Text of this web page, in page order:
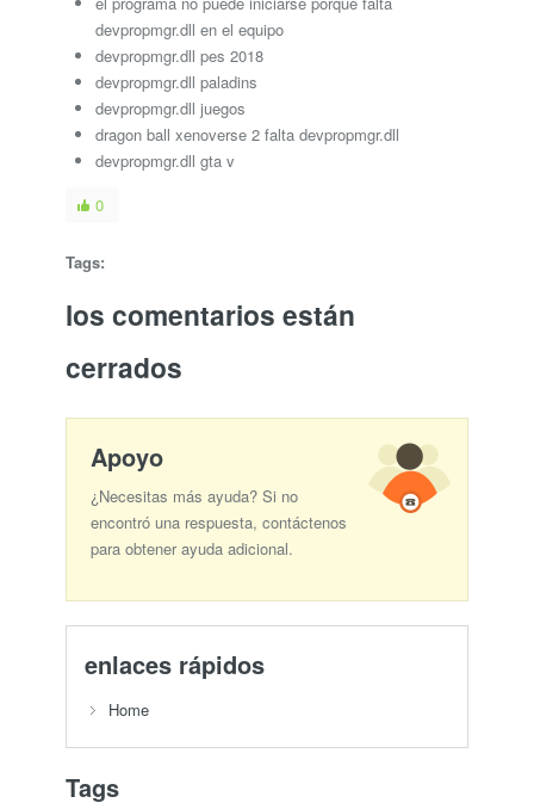
devpropmgr.dll en el equipo
devpropmgr.dll pes 2018
devpropmgr.dll paladins
devpropmgr.dll juegos
dragon ball xenoverse 2 falta devpropmgr.dll
devpropmgr.dll gta v
0
Tags:
los comentarios están
cerrados
Apoyo
¿Necesitas más ayuda? Si no
encontró una respuesta, contáctenos
para obtener ayuda adicional.
enlaces rápidos
Home
Tags